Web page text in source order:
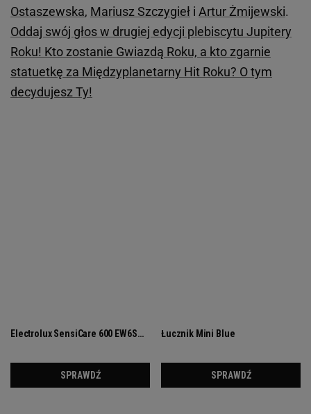
Ostaszewska, Mariusz Szczygieł i Artur Żmijewski.
Oddaj swój głos w drugiej edycji plebiscytu Jupitery
Roku! Kto zostanie Gwiazdą Roku, a kto zgarnie
statuetkę za Międzyplanetarny Hit Roku? O tym
decydujesz Ty!